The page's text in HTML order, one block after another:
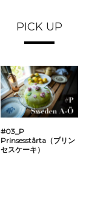
PICK UP
#03_P
Prinsesstårta（プリン
セスケーキ）